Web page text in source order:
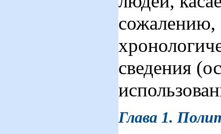
сожалению,
сведения
Глава 1.